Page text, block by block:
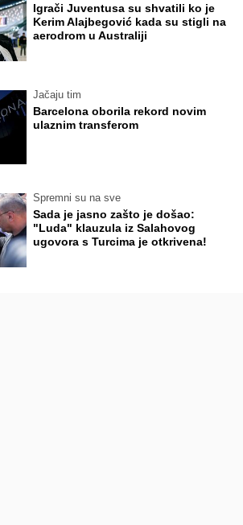
Igrači Juventusa su shvatili ko je
Kerim Alajbegović kada su stigli na
aerodrom u Australiji
Jačaju tim
Barcelona oborila rekord novim
ulaznim transferom
Spremni su na sve
Sada je jasno zašto je došao:
"Luda" klauzula iz Salahovog
ugovora s Turcima je otkrivena!